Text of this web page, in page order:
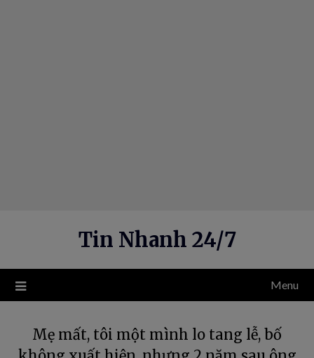
Tin Nhanh 24/7
Menu
Mẹ mất, tôi một mình lo tang lễ, bố